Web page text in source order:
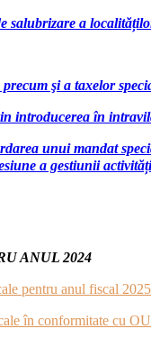
a
şi a taxelor
introducerea în
unui mandat
a gestiunii
ANUL 2024
pentru anul fiscal 2025
în conformitate cu